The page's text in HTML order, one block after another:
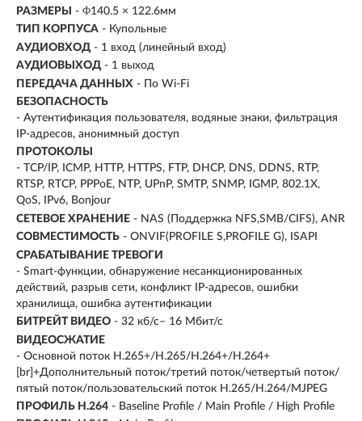
РАЗМЕРЫ
- Φ140.5 × 122.6мм
ТИП КОРПУСА - Купольные
АУДИОВХОД - 1 вход (линейный вход)
АУДИОВЫХОД - 1 выход
ПЕРЕДАЧА ДАННЫХ - По Wi-Fi
БЕЗОПАСНОСТЬ
- Аутентификация пользователя, водяные знаки, фильтрация
IP-адресов, анонимный доступ
ПРОТОКОЛЫ
- TCP/IP, ICMP, HTTP, HTTPS, FTP, DHCP, DNS, DDNS, RTP,
RTSP, RTCP, PPPoE, NTP, UPnP, SMTP, SNMP, IGMP, 802.1X,
QoS, IPv6, Bonjour
СЕТЕВОЕ ХРАНЕНИЕ - NAS (Поддержка NFS,SMB/CIFS), ANR
СОВМЕСТИМОСТЬ - ONVIF(PROFILE S,PROFILE G), ISAPI
СРАБАТЫВАНИЕ ТРЕВОГИ
- Smart-функции, обнаружение несанкционированных
действий, разрыв сети, конфликт IP-адресов, ошибки
хранилища, ошибка аутентификации
БИТРЕЙТ ВИДЕО - 32 кб/с– 16 Мбит/с
ВИДЕОСЖАТИЕ
- Основной поток H.265+/H.265/H.264+/H.264+
[br]+Дополнительный поток/третий поток/четвертый поток/
пятый поток/пользовательский поток H.265/H.264/MJPEG
ПРОФИЛЬ H.264 - Baseline Profile / Main Profile / High Profile